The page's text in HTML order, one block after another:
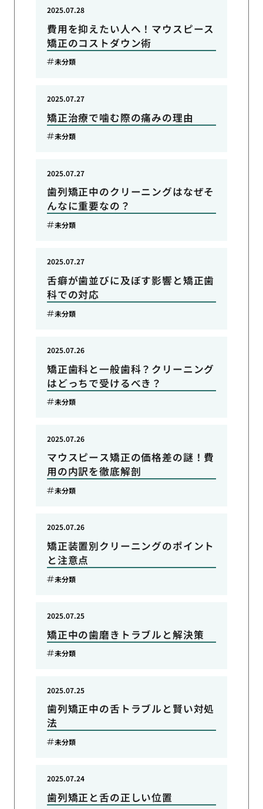
費用を抑えたい人へ！マウスピース
矯正のコストダウン術
2025.07.28
未分類
矯正治療で噛む際の痛みの理由
2025.07.27
未分類
歯列矯正中のクリーニングはなぜそ
んなに重要なの？
2025.07.27
未分類
舌癖が歯並びに及ぼす影響と矯正歯
科での対応
2025.07.27
未分類
矯正歯科と一般歯科？クリーニング
はどっちで受けるべき？
2025.07.26
未分類
マウスピース矯正の価格差の謎！費
用の内訳を徹底解剖
2025.07.26
未分類
矯正装置別クリーニングのポイント
と注意点
2025.07.26
未分類
矯正中の歯磨きトラブルと解決策
2025.07.25
未分類
歯列矯正中の舌トラブルと賢い対処
法
2025.07.25
未分類
歯列矯正と舌の正しい位置
2025.07.24